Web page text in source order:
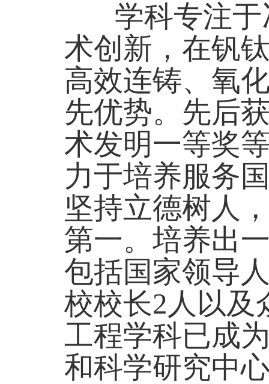
学科专注于
术创新，在钒
高效连铸、氧
先优势。先后
术发明一等奖
力于培养服务
坚持立德树人
第一。培养出
包括国家领导
校校长2人以及
工程学科已成
和科学研究中